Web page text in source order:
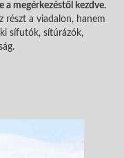
a megérkezéstől kezdve.
részt a viadalon, hanem
sífutók, sítúrázók,